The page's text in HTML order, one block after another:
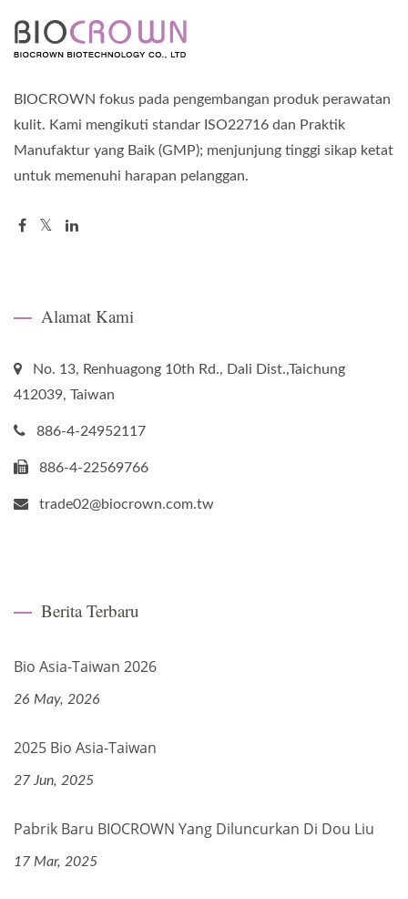
BIOCROWN fokus pada pengembangan produk perawatan
kulit. Kami mengikuti standar ISO22716 dan Praktik
Manufaktur yang Baik (GMP); menjunjung tinggi sikap ketat
untuk memenuhi harapan pelanggan.
Alamat Kami
No. 13, Renhuagong 10th Rd., Dali Dist.,Taichung
412039, Taiwan
886-4-24952117
886-4-22569766
trade02@biocrown.com.tw
Berita Terbaru
Bio Asia-Taiwan 2026
26 May, 2026
2025 Bio Asia-Taiwan
27 Jun, 2025
Pabrik Baru BIOCROWN Yang Diluncurkan Di Dou Liu
17 Mar, 2025